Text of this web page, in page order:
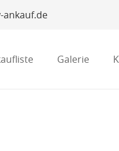
ankauf.de
Galerie